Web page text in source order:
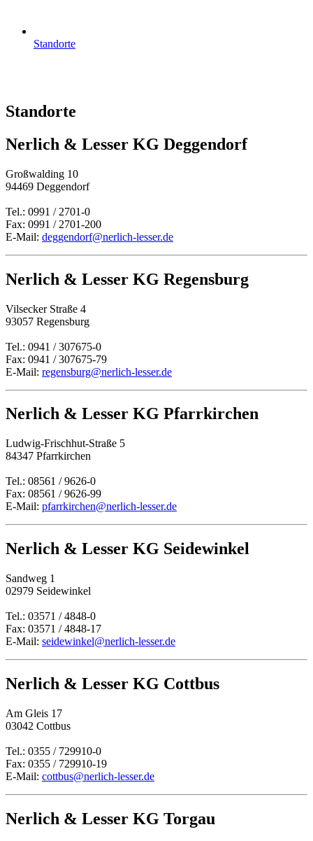
Standorte
Standorte
Nerlich & Lesser KG Deggendorf
Großwalding 10
94469 Deggendorf
Tel.: 0991 / 2701-0
Fax: 0991 / 2701-200
E-Mail: deggendorf@nerlich-lesser.de
Nerlich & Lesser KG Regensburg
Vilsecker Straße 4
93057 Regensburg
Tel.: 0941 / 307675-0
Fax: 0941 / 307675-79
E-Mail: regensburg@nerlich-lesser.de
Nerlich & Lesser KG Pfarrkirchen
Ludwig-Frischhut-Straße 5
84347 Pfarrkirchen
Tel.: 08561 / 9626-0
Fax: 08561 / 9626-99
E-Mail: pfarrkirchen@nerlich-lesser.de
Nerlich & Lesser KG Seidewinkel
Sandweg 1
02979 Seidewinkel
Tel.: 03571 / 4848-0
Fax: 03571 / 4848-17
E-Mail: seidewinkel@nerlich-lesser.de
Nerlich & Lesser KG Cottbus
Am Gleis 17
03042 Cottbus
Tel.: 0355 / 729910-0
Fax: 0355 / 729910-19
E-Mail: cottbus@nerlich-lesser.de
Nerlich & Lesser KG Torgau